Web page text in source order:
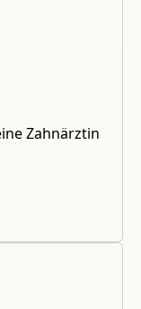
Zahnärztin